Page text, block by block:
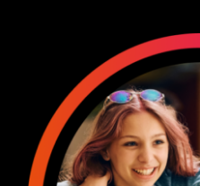
ESAMI DI IDONEITÀ